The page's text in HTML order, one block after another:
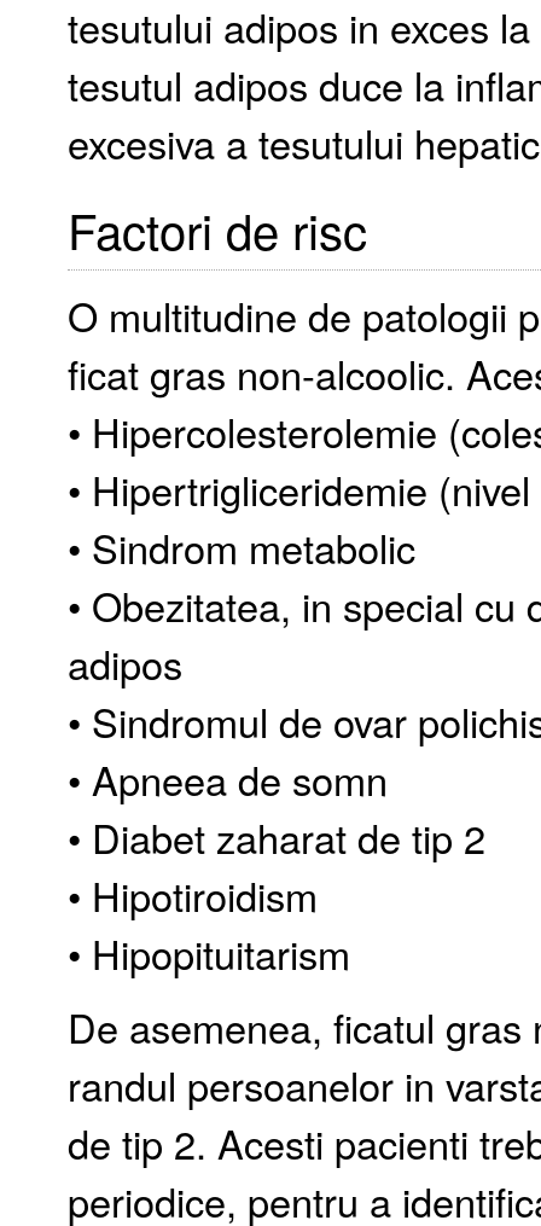
tesutului adipos in exces
tesutul adipos duce la
excesiva a tesutului
Factori de risc
O multitudine de patologii
ficat gras non-alcoolic.
• Hipercolesterolemie
• Hipertrigliceridemie
• Sindrom metabolic
• Obezitatea, in special
adipos
• Sindromul de ovar
• Apneea de somn
• Diabet zaharat de tip 2
• Hipotiroidism
• Hipopituitarism
De asemenea, ficatul
randul persoanelor in
de tip 2. Acesti pacienti
periodice, pentru a